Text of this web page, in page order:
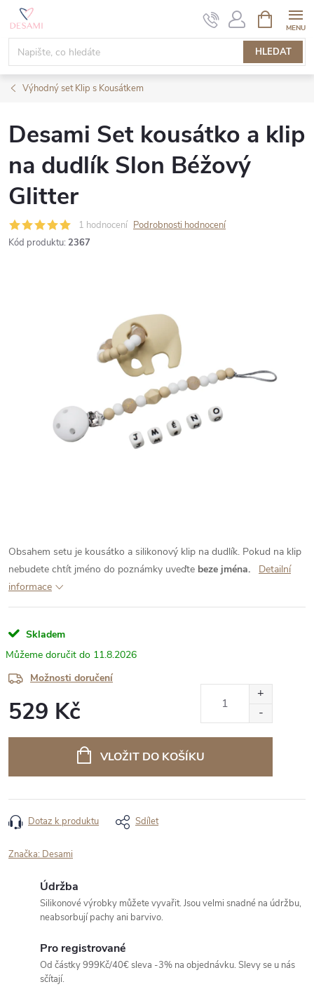
Přejít
obsah
HLEDAT
NÁKUPNÍ
KOŠÍK
Výhodný set Klip s Kousátkem
Desami Set kousátko a klip
na dudlík Slon Béžový
Glitter
1 hodnocení Podrobnosti hodnocení
Kód produktu: 2367
Obsahem setu je kousátko a silikonový klip na dudlík. Pokud na klip
nebudete chtít jméno do poznámky uveďte beze jména.
Detailní
informace
Skladem
11.8.2026
Možnosti doručení
529 Kč
VLOŽIT DO KOŠÍKU
Dotaz k produktu Sdílet
Značka: Desami
Údržba
Silikonové výrobky můžete vyvařit. Jsou velmi snadné na údržbu,
neabsorbují pachy ani barvivo.
Pro registrované
Od částky 999Kč/40€ sleva -3% na objednávku. Slevy se u nás
sčítají.